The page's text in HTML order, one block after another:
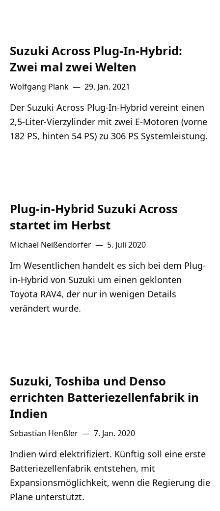
Suzuki Across Plug-In-Hybrid:
Zwei mal zwei Welten
Wolfgang Plank — 29. Jan. 2021
Der Suzuki Across Plug-In-Hybrid vereint einen
2,5-Liter-Vierzylinder mit zwei E-Motoren (vorne
182 PS, hinten 54 PS) zu 306 PS Systemleistung.
Plug-in-Hybrid Suzuki Across
startet im Herbst
Michael Neißendorfer — 5. Juli 2020
Im Wesentlichen handelt es sich bei dem Plug-
in-Hybrid von Suzuki um einen geklonten
Toyota RAV4, der nur in wenigen Details
verändert wurde.
Suzuki, Toshiba und Denso
errichten Batteriezellenfabrik in
Indien
Sebastian Henßler — 7. Jan. 2020
Indien wird elektrifiziert. Künftig soll eine erste
Batteriezellenfabrik entstehen, mit
Expansionsmöglichkeit, wenn die Regierung die
Pläne unterstützt.